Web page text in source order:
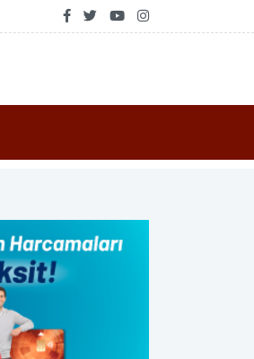
Başkan Genç: Salah transferi Trabzon’un